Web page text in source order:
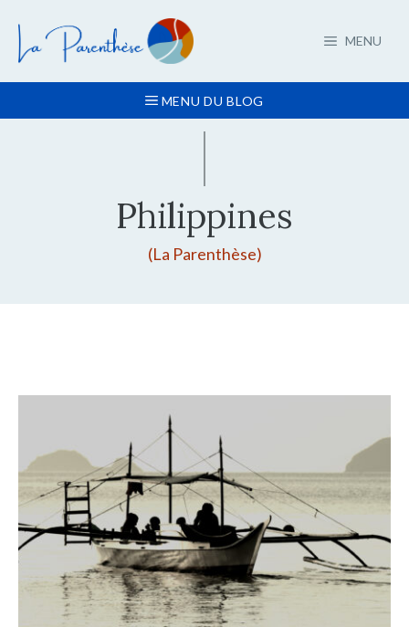
contenu
MENU
MENU DU BLOG
Philippines
(La Parenthèse)